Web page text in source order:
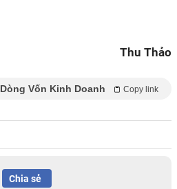
Thu Thảo
Dòng Vốn Kinh Doanh Copy link
Chia sẻ